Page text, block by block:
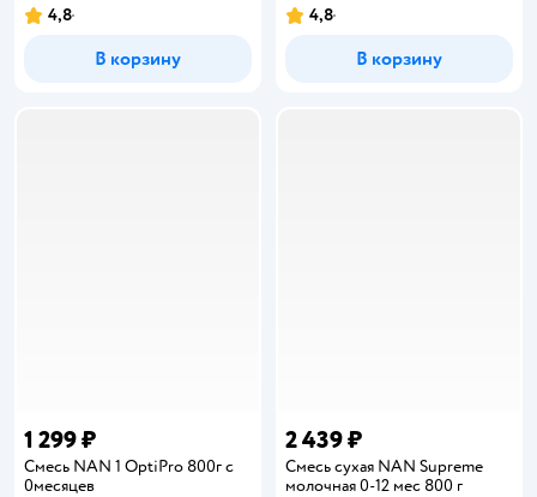
Рейтинг:
4,8
В корзину
Рейтинг:
4,8
В корзину
1 299 ₽
Смесь NAN 1 OptiPro 800г с
0месяцев
2 439 ₽
Смесь сухая NAN Supreme
молочная 0-12 мес 800 г